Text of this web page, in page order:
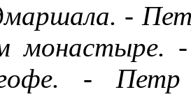
-
монастыре.
-